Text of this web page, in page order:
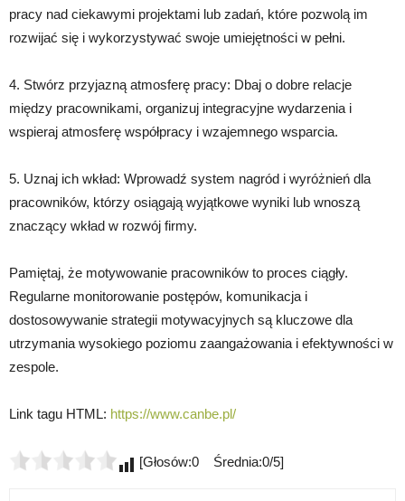
pracy nad ciekawymi projektami lub zadań, które pozwolą im
rozwijać się i wykorzystywać swoje umiejętności w pełni.
4. Stwórz przyjazną atmosferę pracy: Dbaj o dobre relacje
między pracownikami, organizuj integracyjne wydarzenia i
wspieraj atmosferę współpracy i wzajemnego wsparcia.
5. Uznaj ich wkład: Wprowadź system nagród i wyróżnień dla
pracowników, którzy osiągają wyjątkowe wyniki lub wnoszą
znaczący wkład w rozwój firmy.
Pamiętaj, że motywowanie pracowników to proces ciągły.
Regularne monitorowanie postępów, komunikacja i
dostosowywanie strategii motywacyjnych są kluczowe dla
utrzymania wysokiego poziomu zaangażowania i efektywności w
zespole.
Link tagu HTML: https://www.canbe.pl/
[Głosów:0 Średnia:0/5]